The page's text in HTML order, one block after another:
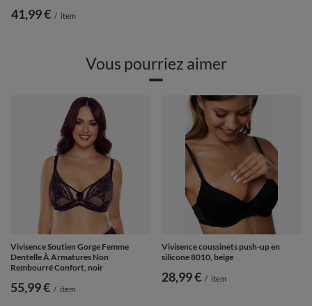
41,99 € / item
Vous pourriez aimer
Vivisence Soutien Gorge Femme
Dentelle À Armatures Non
Rembourré Confort, noir
55,99 € / item
Vivisence coussinets push-up en
silicone 8010, beige
28,99 € / item